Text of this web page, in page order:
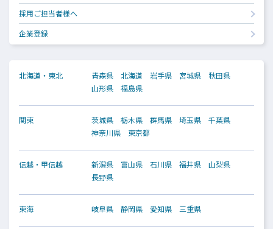
採用ご担当者様へ
企業登録
北海道・東北 青森県 北海道 岩手県 宮城県
秋田県
山形県
福島県
関東 茨城県 栃木県 群馬県 埼玉県
千葉県
神奈川県
東京都
信越・甲信越 新潟県 富山県 石川県 福井県
山梨県
長野県
東海 岐阜県 静岡県 愛知県 三重県